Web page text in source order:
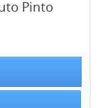
Pinto